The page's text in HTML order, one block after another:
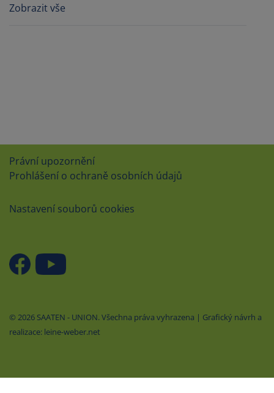
Zobrazit vše
Právní upozornění
Prohlášení o ochraně osobních údajů
Nastavení souborů cookies
© 2026 SAATEN - UNION. Všechna práva vyhrazena | Grafický návrh a
realizace: leine-weber.net